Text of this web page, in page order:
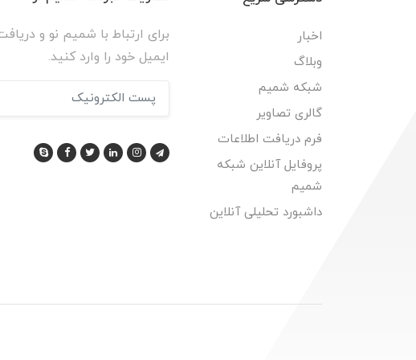
اخبار
وبلاگ
شبکه شمیم
گالری تصاویر
فرم دریافت اطلاعات
پروفایل آنلاین شبکه
شمیم
داشبورد تحلیلی آنلاین
برای ارتباط با شمیم نو و
ایمیل خود را وارد کنید.